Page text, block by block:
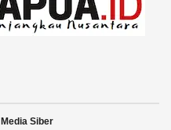
Siber